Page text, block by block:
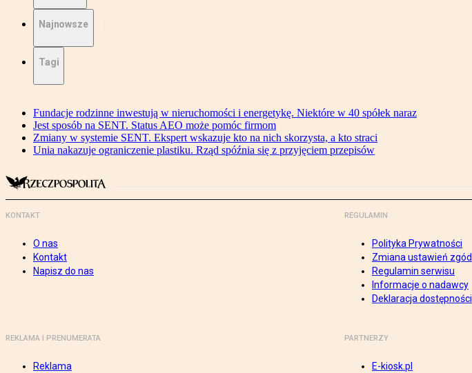
Najnowsze
Tagi
Fundacje rodzinne inwestują w nieruchomości i energetykę. Niektóre w 40 spółek naraz
Jest sposób na SENT. Status AEO może pomóc firmom
Zmiany w systemie SENT. Ekspert wskazuje kto na nich skorzysta, a kto straci
Unia nakazuje ograniczenie plastiku. Rząd spóźnia się z przyjęciem przepisów
KONTAKT
O nas
Kontakt
Napisz do nas
REGULAMIN
Polityka Prywatności
Zmiana ustawień zgód
Regulamin serwisu
Informacje o nadawcy
Deklaracja dostępności
REKLAMA I PRENUMERATA
Reklama
PARTNERZY
E-kiosk.pl